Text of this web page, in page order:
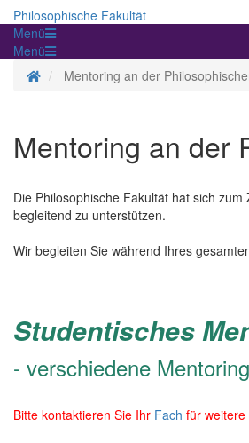
Philosophische Fakultät
Menü
Menü
StartseiteMentoring an der
Mentoring an der
Die Philosophische Fakultät hat sich
begleitend zu unterstützen.
Wir begleiten Sie während Ihres
Studentisches
- verschiedene
Bitte kontaktieren Sie Ihr Fach für